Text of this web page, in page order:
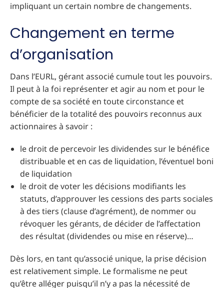
impliquant un certain nombre de changements.
Changement en terme
d’organisation
Dans l’EURL, gérant associé cumule tout les pouvoirs.
Il peut à la foi représenter et agir au nom et pour le
compte de sa société en toute circonstance et
bénéficier de la totalité des pouvoirs reconnus aux
actionnaires à savoir :
le droit de percevoir les dividendes sur le bénéfice
distribuable et en cas de liquidation, l’éventuel boni
de liquidation
le droit de voter les décisions modifiants les
statuts, d’approuver les cessions des parts sociales
à des tiers (clause d’agrément), de nommer ou
révoquer les gérants, de décider de l’affectation
des résultat (dividendes ou mise en réserve)…
Dès lors, en tant qu’associé unique, la prise décision
est relativement simple. Le formalisme ne peut
qu’être alléger puisqu’il n’y a pas la nécessité de